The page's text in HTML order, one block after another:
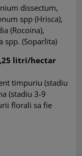
dissectum,
spp (Hrisca),
(Rocoina),
spp. (Soparlita)
litri/hectar
timpuriu (stadiu
(stadiu 3-9
florali sa fie